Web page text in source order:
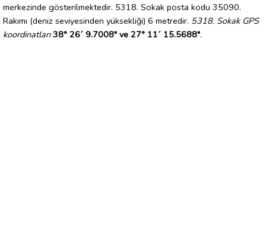
merkezinde gösterilmektedir. 5318. Sokak posta kodu 35090.
Rakımı (deniz seviyesinden yüksekliği) 6 metredir. 5318. Sokak GPS
koordinatları 38° 26´ 9.7008" ve 27° 11´ 15.5688".